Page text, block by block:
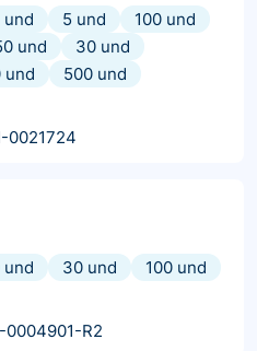
und 5 und
100 und
und
30 und
und
500 und
0021724
und 30 und
100 und
0004901-R2